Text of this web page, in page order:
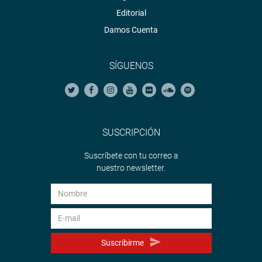
Editorial
Damos Cuenta
SÍGUENOS
SUSCRIPCIÓN
Suscríbete con tu correo a
nuestro newsletter.
Suscribirme